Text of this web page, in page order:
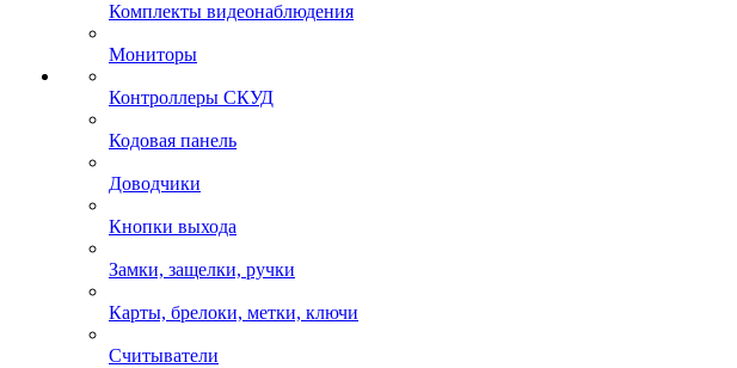
Комплекты видеонаблюдения
Мониторы
Контроллеры СКУД
Кодовая панель
Доводчики
Кнопки выхода
Замки, защелки, ручки
Карты, брелоки, метки, ключи
Считыватели